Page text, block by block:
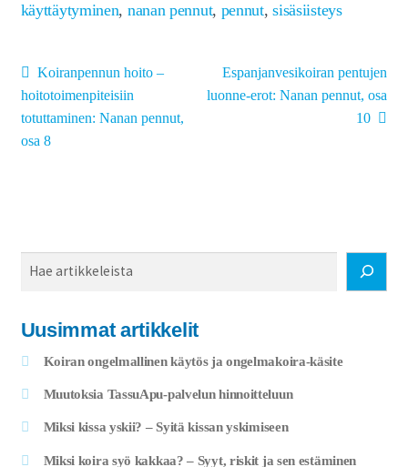
käyttäytyminen, nanan pennut, pennut,sisäsiisteys
Artikkelien
selaus
Edellinen
artikkeli
Koiranpennun hoito –
hoitotoimenpiteisiin
totuttaminen: Nanan pennut,
osa 8
Seuraava
artikkeli:
Espanjanvesikoiran pentujen
luonne-erot: Nanan pennut, osa
10
Haku
Uusimmat artikkelit
Koiran ongelmallinen käytös ja ongelmakoira-käsite
Muutoksia TassuApu-palvelun hinnoitteluun
Miksi kissa yskii? – Syitä kissan yskimiseen
Miksi koira syö kakkaa? – Syyt, riskit ja sen estäminen